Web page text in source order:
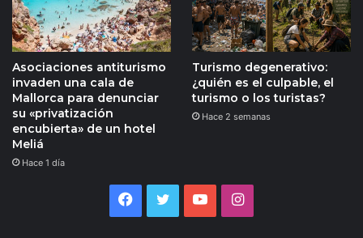
Asociaciones antiturismo
invaden una cala de
Mallorca para denunciar
su «privatización
encubierta» de un hotel
Meliá
Hace 1 día
Turismo degenerativo:
¿quién es el culpable, el
turismo o los turistas?
Hace 2 semanas
Facebook
TwitterYouTubeInstagram